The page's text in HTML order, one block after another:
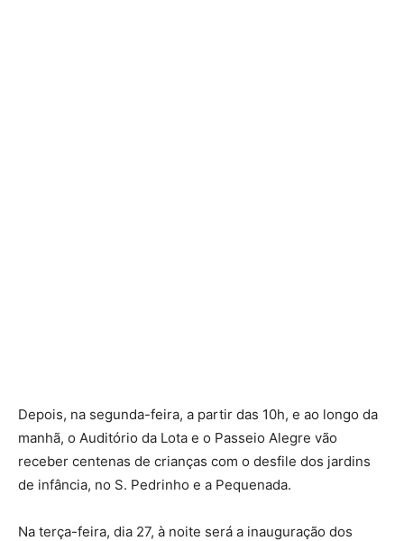
Depois, na segunda-feira, a partir das 10h, e ao longo da
manhã, o Auditório da Lota e o Passeio Alegre vão
receber centenas de crianças com o desfile dos jardins
de infância, no S. Pedrinho e a Pequenada.
Na terça-feira, dia 27, à noite será a inauguração dos